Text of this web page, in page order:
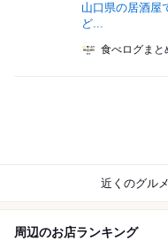
山口県の居酒屋
ど...
食べログまと
近くのグル
周辺のお店ランキング